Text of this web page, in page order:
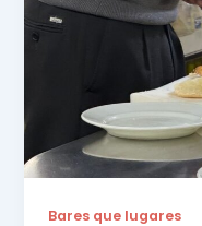
Bares que lugares